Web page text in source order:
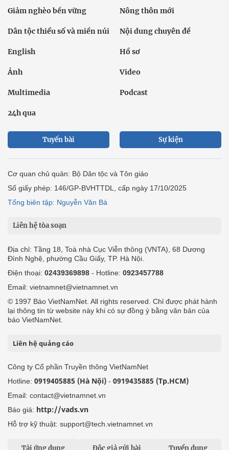
Giảm nghèo bền vững Nông thôn mới
Dân tộc thiểu số và miền núi Nội dung chuyên đề
English Hồ sơ
Ảnh Video
Multimedia Podcast
24h qua
Tuyến bài Sự kiện
Cơ quan chủ quản: Bộ Dân tộc và Tôn giáo
Số giấy phép: 146/GP-BVHTTDL, cấp ngày 17/10/2025
Tổng biên tập: Nguyễn Văn Bá
Liên hệ tòa soạn
Địa chỉ: Tầng 18, Toà nhà Cục Viễn thông (VNTA), 68 Dương
Đình Nghệ, phường Cầu Giấy, TP. Hà Nội.
Điện thoại: 02439369898 - Hotline: 0923457788
Email: vietnamnet@vietnamnet.vn
© 1997 Báo VietNamNet. All rights reserved. Chỉ được phát hành
lại thông tin từ website này khi có sự đồng ý bằng văn bản của
báo VietNamNet.
Liên hệ quảng cáo
Công ty Cổ phần Truyền thông VietNamNet
Hotline: 0919405885 (Hà Nội) - 0919435885 (Tp.HCM)
Email: contact@vietnamnet.vn
Báo giá: http://vads.vn
Hỗ trợ kỹ thuật: support@tech.vietnamnet.vn
Tải ứng dụng Độc giả gửi bài Tuyển dụng